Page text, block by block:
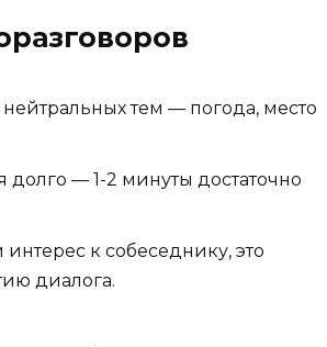
тем — погода, место
— 1-2 минуты достаточно
к собеседнику, это
диалога.